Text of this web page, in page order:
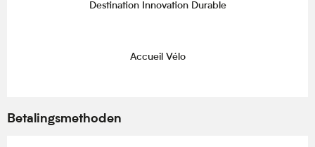
Destination Innovation Durable
Accueil Vélo
Betalingsmethoden